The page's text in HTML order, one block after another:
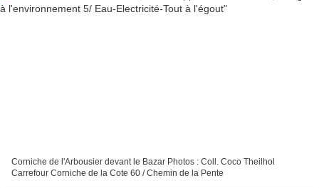
Corniche de l'Arbousier devant le Bazar Photos : Coll. Coco Theilhol
Carrefour Corniche de la Cote 60 / Chemin de la Pente